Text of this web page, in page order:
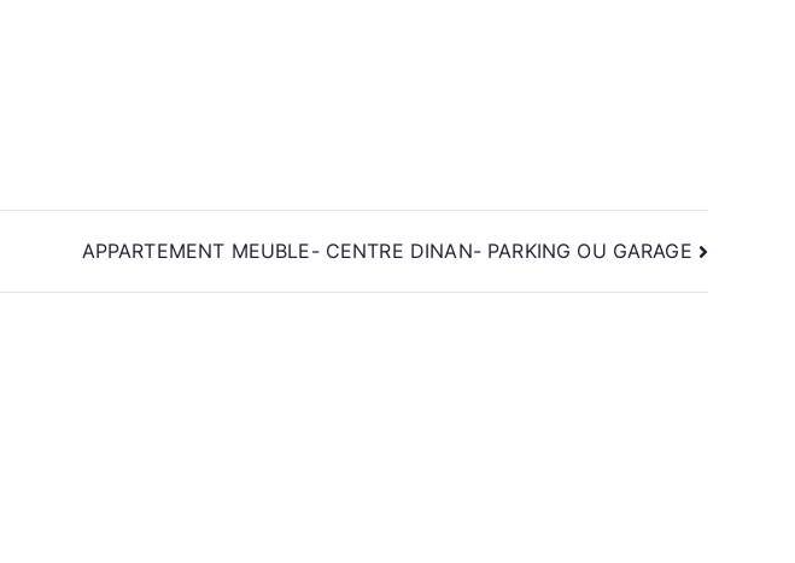
APPARTEMENT MEUBLE- CENTRE DINAN- PARKING OU GARAGE